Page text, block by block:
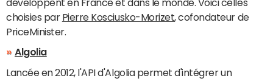
développent en France et dans le monde. Voici celles
choisies par Pierre Kosciusko-Morizet, cofondateur de
PriceMinister.
Algolia
Lancée en 2012, l'API d'Algolia permet d'intégrer un